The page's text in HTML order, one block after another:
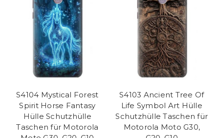
S4104 Mystical Forest
Spirit Horse Fantasy
Hülle Schutzhülle
Taschen für Motorola
S4103 Ancient Tree Of
Life Symbol Art Hülle
Schutzhülle Taschen für
Motorola Moto G30,